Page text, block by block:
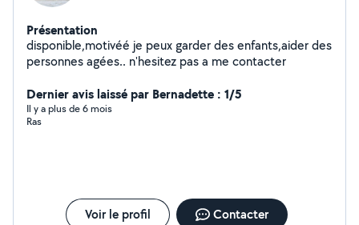
Présentation
disponible,motivéé je peux garder des enfants,aider des
personnes agées.. n'hesitez pas a me contacter
Dernier avis laissé par Bernadette : 1/5
Il y a plus de 6 mois
Ras
Voir le profil Contacter